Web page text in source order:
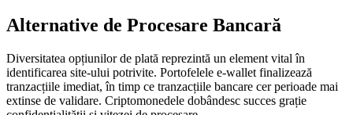
Alternative de Procesare Bancară
Diversitatea opțiunilor de plată reprezintă un element vital în
identificarea site-ului potrivite. Portofelele e-wallet finalizează
tranzacțiile imediat, în timp ce tranzacțiile bancare cer perioade mai
extinse de validare. Criptomonedele dobândesc succes grație